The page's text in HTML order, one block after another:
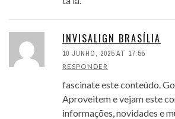
INVISALIGN BRASÍLIA
10 JUNHO, 2025 AT 17:55
RESPONDER
fascinate este conteúdo.
Aproveitem e vejam este
informações, novidades e